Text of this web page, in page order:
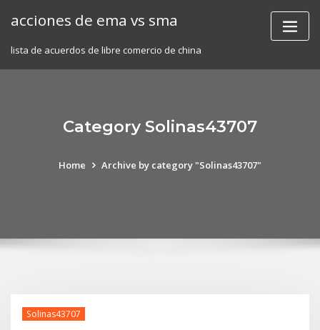
acciones de ema vs sma
lista de acuerdos de libre comercio de china
Category Solinas43707
Home Archive by category "Solinas43707"
Solinas43707